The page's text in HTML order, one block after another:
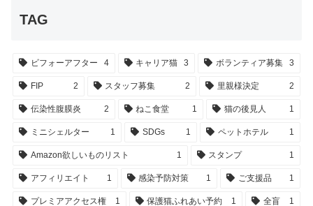
TAG
ビフォーアフター 4 キャリア猫 3 ボランティア募集 3
FIP 2 スタッフ募集 2 里親様決定 2
伝染性腹膜炎 2 ねこ食堂 1 猫の後見人 1
ミニシェルター 1 SDGs 1 ペットホテル 1
Amazon欲しいものリスト 1 スタンプ 1
アフィリエイト 1 感染予防対策 1 ご支援品 1
プレミアアクセス権 1 保護猫ふれあい予約 1 全盲 1